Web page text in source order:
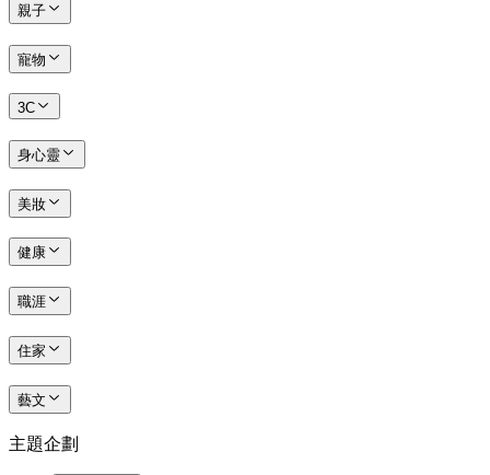
親子
寵物
3C
身心靈
美妝
健康
職涯
住家
藝文
主題企劃